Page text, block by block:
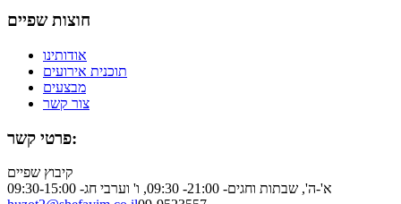
חוצות שפיים
אודותינו
תוכנית אירועים
מבצעים
צור קשר
פרטי קשר:
קיבוץ שפיים
א'-ה', שבתות וחגים- 21:00- 09:30, ו' וערבי חג- 09:30-15:00